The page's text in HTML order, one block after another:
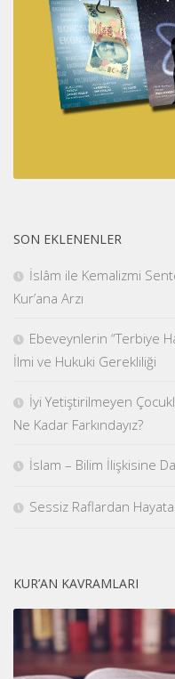
SON EKLENENLER
İslâm ile Kemalizmi
Kur’ana Arzı
Ebeveynlerin “Terbiye
İlmi ve Hukuki Gerekliliği
İyi Yetiştirilmeyen
Ne Kadar Farkındayız?
İslam – Bilim İlişkisine
Sessiz Raflardan
KUR’AN KAVRAMLARI